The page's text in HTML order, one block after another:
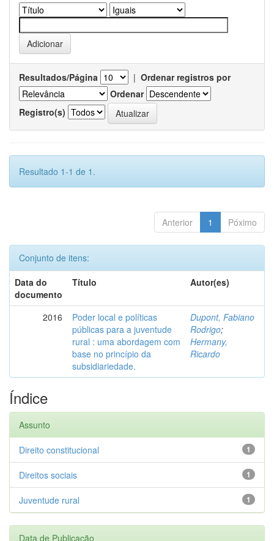
Resultados/Página | Ordenar registros por
Ordenar
Registro(s)
Resultado 1-1 de 1.
Anterior 1 Póximo
Conjunto de itens:
Data do
documento
Título Autor(es)
2016
Poder local e políticas
públicas para a juventude
rural : uma abordagem com
base no princípio da
subsidiariedade.
Dupont, Fabiano
Rodrigo;
Hermany,
Ricardo
Índice
Assunto
1
Direito constitucional
1
Direitos sociais
1
Juventude rural
Data de Publicação